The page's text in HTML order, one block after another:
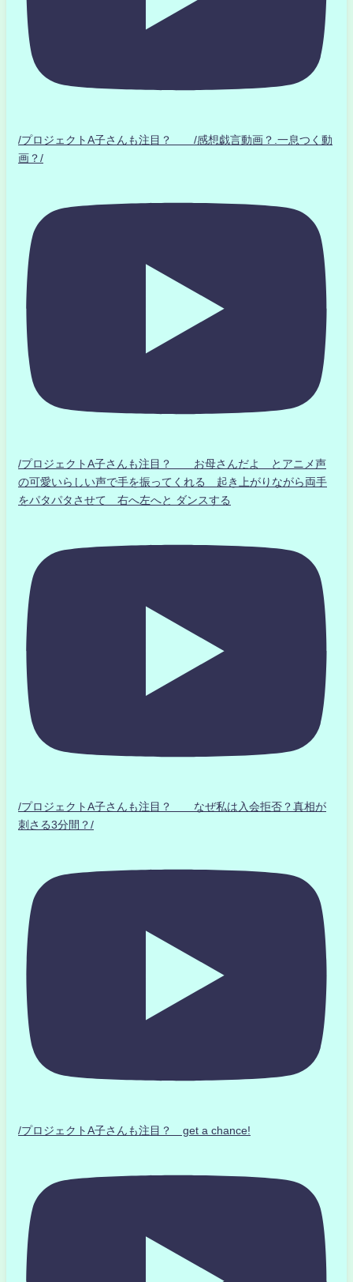
/プロジェクトA子さんも注目？ /感想戯言動画？.一息つく動
画？/
/プロジェクトA子さんも注目？ お母さんだよ とアニメ声
の可愛いらしい声で手を振ってくれる 起き上がりながら両手
をパタパタさせて 右へ左へと ダンスする
/プロジェクトA子さんも注目？ なぜ私は入会拒否？真相が
刺さる3分間？/
/プロジェクトA子さんも注目？ get a chance!